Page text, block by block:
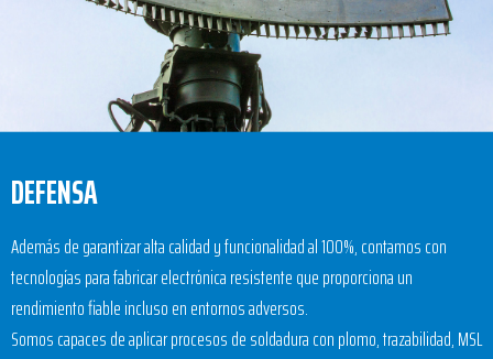
DEFENSA
Además de garantizar alta calidad y funcionalidad al 100%, contamos con
tecnologías para fabricar electrónica resistente que proporciona un
rendimiento fiable incluso en entornos adversos.
Somos capaces de aplicar procesos de soldadura con plomo, trazabilidad, MSL